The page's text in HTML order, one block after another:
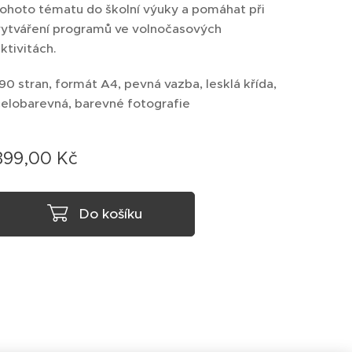
tématu do školní výuky a pomáhat při
programů ve volnočasových
stran, formát A4, pevná vazba, lesklá křída,
barevné fotografie
Kč
Do košíku